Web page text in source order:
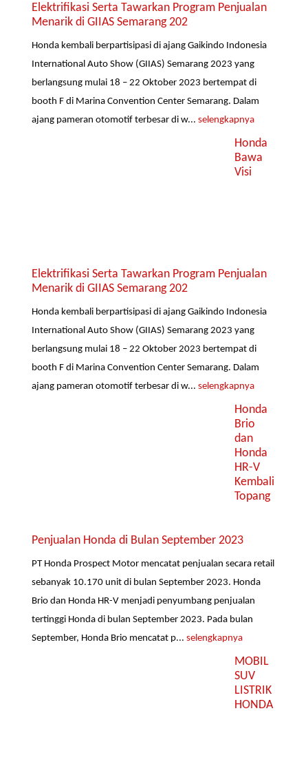
Elektrifikasi Serta Tawarkan Program Penjualan
Menarik di GIIAS Semarang 202
Honda kembali berpartisipasi di ajang Gaikindo Indonesia
International Auto Show (GIIAS) Semarang 2023 yang
berlangsung mulai 18 – 22 Oktober 2023 bertempat di
booth F di Marina Convention Center Semarang. Dalam
ajang pameran otomotif terbesar di w...selengkapnya
Honda
Bawa
Visi
Elektrifikasi Serta Tawarkan Program Penjualan
Menarik di GIIAS Semarang 202
Honda kembali berpartisipasi di ajang Gaikindo Indonesia
International Auto Show (GIIAS) Semarang 2023 yang
berlangsung mulai 18 – 22 Oktober 2023 bertempat di
booth F di Marina Convention Center Semarang. Dalam
ajang pameran otomotif terbesar di w...selengkapnya
Honda
Brio
dan
Honda
HR-V
Kembali
Topang
Penjualan Honda di Bulan September 2023
PT Honda Prospect Motor mencatat penjualan secara retail
sebanyak 10.170 unit di bulan September 2023. Honda
Brio dan Honda HR-V menjadi penyumbang penjualan
tertinggi Honda di bulan September 2023. Pada bulan
September, Honda Brio mencatat p...selengkapnya
MOBIL
SUV
LISTRIK
HONDA